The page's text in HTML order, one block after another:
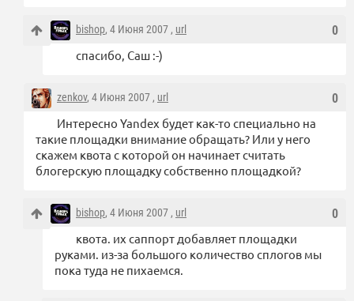
0
bishop, 4 Июня 2007 , url
спасибо, Саш :-)
0
zenkov, 4 Июня 2007 , url
Интересно Yandex будет как-то специально на
такие площадки внимание обращать? Или у него
скажем квота с которой он начинает считать
блогерскую площадку собственно площадкой?
0
bishop, 4 Июня 2007 , url
квота. их саппорт добавляет площадки
руками. из-за большого количество сплогов мы
пока туда не пихаемся.